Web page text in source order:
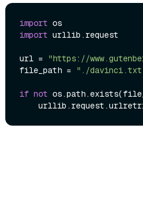
import
import urllib.request
url =
"https://
file_path =
"./
if not